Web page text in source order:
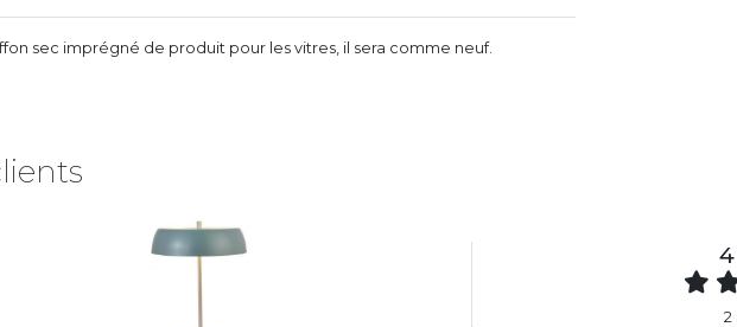
sec imprégné de produit pour les vitres, il sera comme neuf.
2